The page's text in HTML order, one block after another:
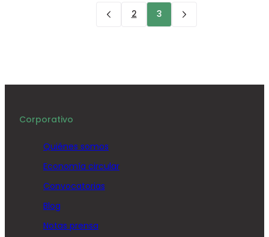
2 3
Corporativo
Quiénes somos
Economía circular
Convocatorias
Blog
Notas prensa